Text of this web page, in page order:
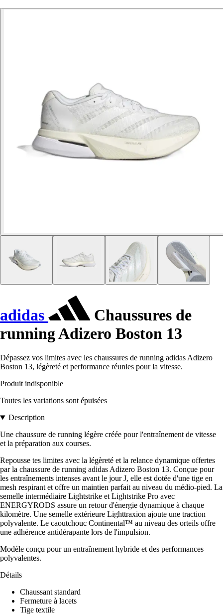
adidas
Chaussures de
running Adizero Boston 13
Dépassez vos limites avec les chaussures de running adidas Adizero
Boston 13, légèreté et performance réunies pour la vitesse.
Produit indisponible
Toutes les variations sont épuisées
Description
Une chaussure de running légère créée pour l'entraînement de vitesse
et la préparation aux courses.
Repousse tes limites avec la légèreté et la relance dynamique offertes
par la chaussure de running adidas Adizero Boston 13. Conçue pour
les entraînements intenses avant le jour J, elle est dotée d'une tige en
mesh respirant et offre un maintien parfait au niveau du médio-pied. La
semelle intermédiaire Lightstrike et Lightstrike Pro avec
ENERGYRODS assure un retour d'énergie dynamique à chaque
kilomètre. Une semelle extérieure Lighttraxion ajoute une traction
polyvalente. Le caoutchouc Continental™ au niveau des orteils offre
une adhérence antidérapante lors de l'impulsion.
Modèle conçu pour un entraînement hybride et des performances
polyvalentes.
Détails
Chaussant standard
Fermeture à lacets
Tige textile